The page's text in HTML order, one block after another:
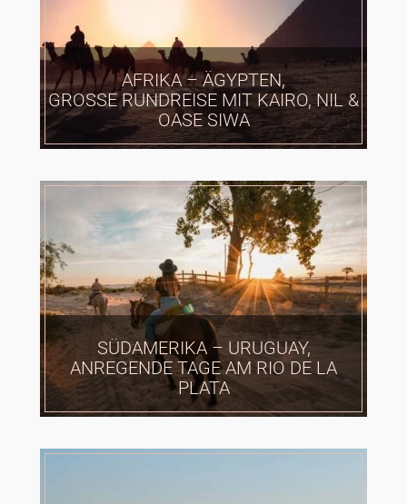
AFRIKA – ÄGYPTEN,
GROSSE RUNDREISE MIT KAIRO, NIL & O
ASE SIWA
SÜDAMERIKA – URUGUAY,
ANREGENDE TAGE AM RIO DE LA
PLATA